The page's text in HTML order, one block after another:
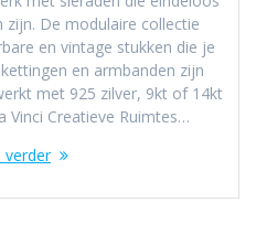
De modulaire collectie
en vintage stukken die je
en armbanden zijn
met 925 zilver, 9kt of 14kt
Vinci Creatieve Ruimtes…
verder